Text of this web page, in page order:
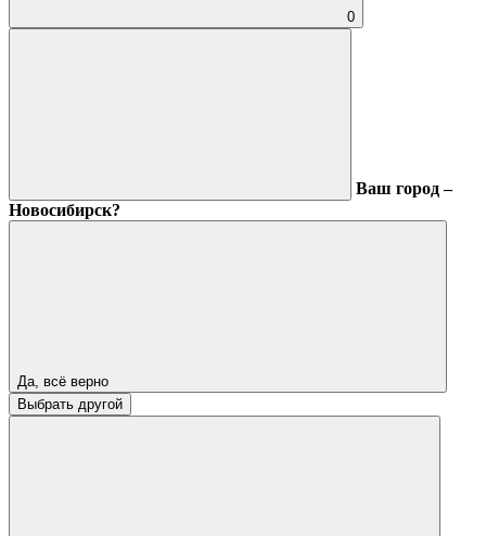
0
Ваш город –
Новосибирск?
Да, всё верно
Выбрать другой